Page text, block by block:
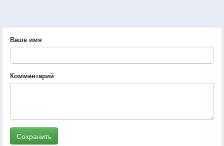
Ваше имя
Комментарий
Сохранить